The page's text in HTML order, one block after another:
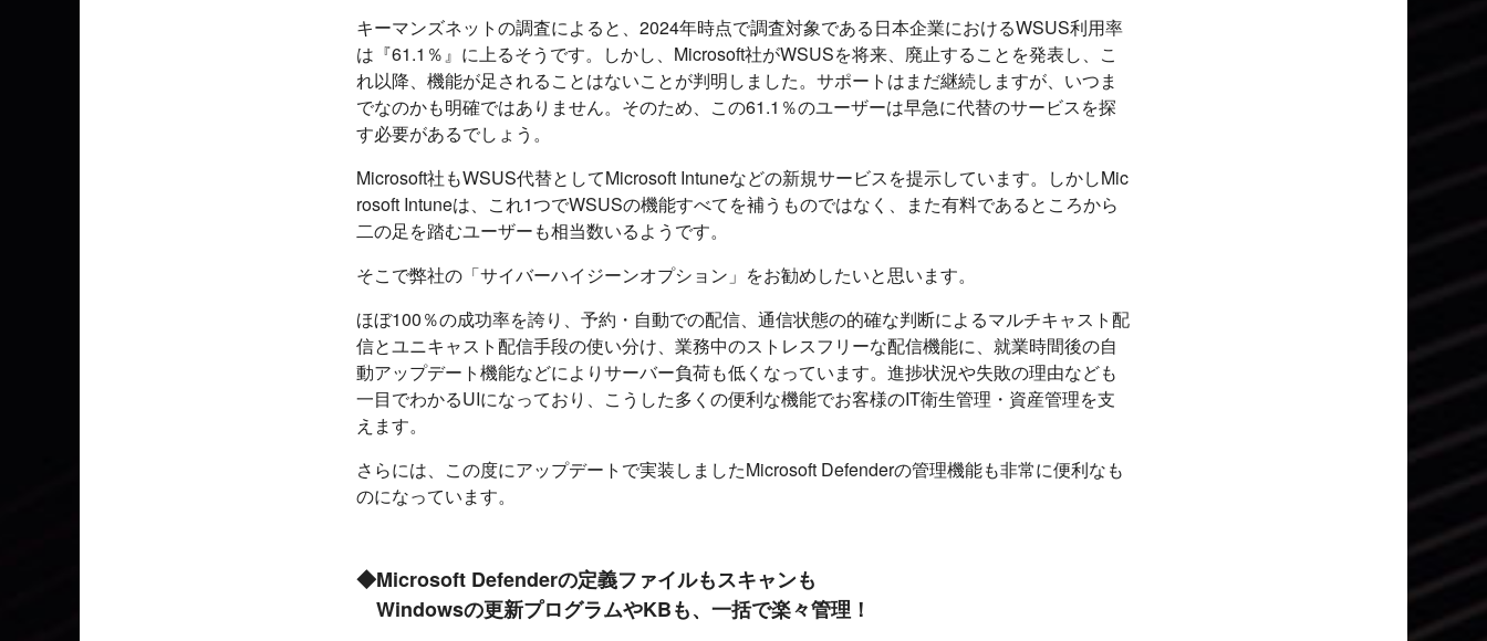
キーマンズネットの調査によると、2024年時点で調査対象である日本企業におけるWSUS利用率
は『61.1％』に上るそうです。しかし、Microsoft社がWSUSを将来、廃止することを発表し、こ
れ以降、機能が足されることはないことが判明しました。サポートはまだ継続しますが、いつま
でなのかも明確ではありません。そのため、この61.1％のユーザーは早急に代替のサービスを探
す必要があるでしょう。
Microsoft社もWSUS代替としてMicrosoft Intuneなどの新規サービスを提示しています。しかしMic
rosoft Intuneは、これ1つでWSUSの機能すべてを補うものではなく、また有料であるところから
二の足を踏むユーザーも相当数いるようです。
そこで弊社の「サイバーハイジーンオプション」をお勧めしたいと思います。
ほぼ100％の成功率を誇り、予約・自動での配信、通信状態の的確な判断によるマルチキャスト配
信とユニキャスト配信手段の使い分け、業務中のストレスフリーな配信機能に、就業時間後の自
動アップデート機能などによりサーバー負荷も低くなっています。進捗状況や失敗の理由なども
一目でわかるUIになっており、こうした多くの便利な機能でお客様のIT衛生管理・資産管理を支
えます。
さらには、この度にアップデートで実装しましたMicrosoft Defenderの管理機能も非常に便利なも
のになっています。
◆Microsoft Defenderの定義ファイルもスキャンも
Windowsの更新プログラムやKBも、一括で楽々管理！